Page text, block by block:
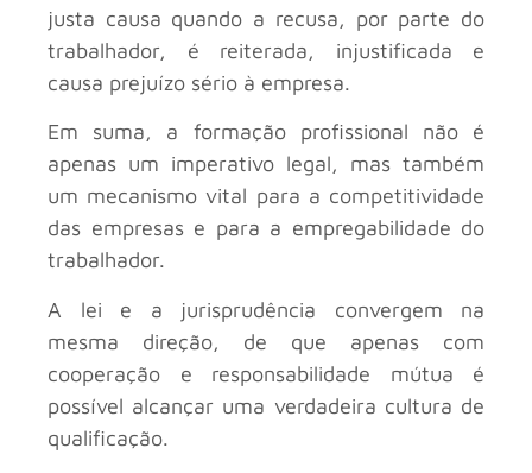
justa causa quando a recusa, por parte do
trabalhador, é reiterada, injustificada e
causa prejuízo sério à empresa.
Em suma, a formação profissional não é
apenas um imperativo legal, mas também
um mecanismo vital para a competitividade
das empresas e para a empregabilidade do
trabalhador.
A lei e a jurisprudência convergem na
mesma direção, de que apenas com
cooperação e responsabilidade mútua é
possível alcançar uma verdadeira cultura de
qualificação.